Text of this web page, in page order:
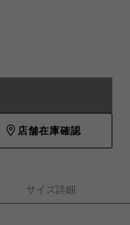
店舗在庫確認
サイズ詳細